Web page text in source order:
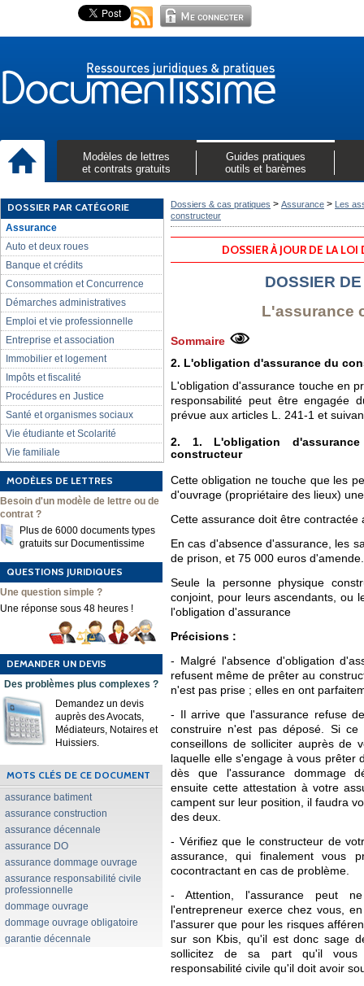
Modèles de lettres
et contrats gratuits
Guides pratiques
outils et barèmes
DOSSIER PAR CATÉGORIE
Assurance
Auto et deux roues
Banque et crédits
Consommation et Concurrence
Démarches administratives
Emploi et vie professionnelle
Entreprise et association
Immobilier et logement
Impôts et fiscalité
Procédures en Justice
Santé et organismes sociaux
Vie étudiante et Scolarité
Vie familiale
MODÈLES DE LETTRES
Besoin d'un modèle de lettre ou de
contrat ?
Plus de 6000 documents types
gratuits sur Documentissime
QUESTIONS JURIDIQUES
Une question simple ?
Une réponse sous 48 heures !
DEMANDER UN DEVIS
Des problèmes plus complexes ?
Demandez un devis
auprès des Avocats,
Médiateurs, Notaires et
Huissiers.
MOTS CLÉS DE CE DOCUMENT
assurance batiment
assurance construction
assurance décennale
assurance DO
assurance dommage ouvrage
assurance responsabilité civile
professionnelle
dommage ouvrage
dommage ouvrage obligatoire
garantie décennale
Dossiers & cas pratiques > Assurance > Les
constructeur
DOSSIER À JOUR DE LA
DOSSIER
L'assurance
Sommaire
2. L'obligation d'assurance du
L'obligation d'assurance touche en
responsabilité peut être engagée
prévue aux articles L. 241-1 et
2. 1. L'obligation
constructeur
Cette obligation ne touche que les
d'ouvrage (propriétaire des lieux)
Cette assurance doit être contractée
En cas d'absence d'assurance, les
de prison, et 75 000 euros d'amende.
Seule la personne physique
conjoint, pour leurs ascendants, ou
l'obligation d'assurance
Précisions :
- Malgré l'absence d'obligation
refusent même de prêter au
n'est pas prise ; elles en ont
- Il arrive que l'assurance refuse
construire n'est pas déposé. Si
conseillons de solliciter auprès de
laquelle elle s'engage à vous prêter
dès que l'assurance dommage
ensuite cette attestation à votre
campent sur leur position, il faudra
des deux.
- Vérifiez que le constructeur de
assurance, qui finalement vous
cocontractant en cas de problème.
- Attention, l'assurance peut
l'entrepreneur exerce chez vous,
l'assurer que pour les risques
sur son Kbis, qu'il est donc sage
sollicitez de sa part qu'il vous
responsabilité civile qu'il doit avoir